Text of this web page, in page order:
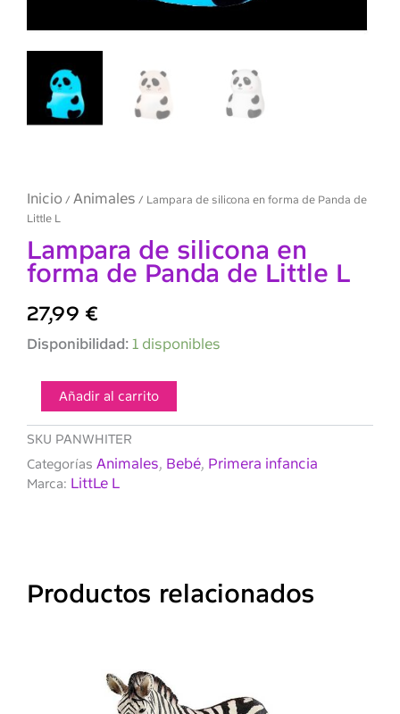
Inicio / Animales / Lampara de silicona en forma de Panda de
Little L
Lampara de silicona en
forma de Panda de Little L
27,99 €
Disponibilidad: 1 disponibles
Lampara
forma
de
Panda
de
Little
Añadir al carrito
SKU PANWHITER
Categorías Animales, Bebé, Primera infancia
Marca: LittLe L
Productos relacionados